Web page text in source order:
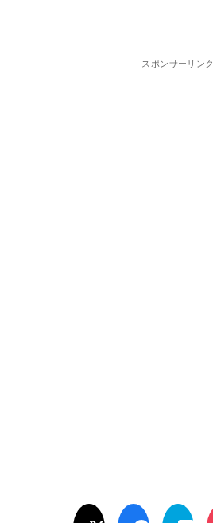
スポンサーリンク